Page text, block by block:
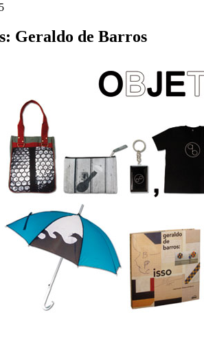
Geraldo de Barros